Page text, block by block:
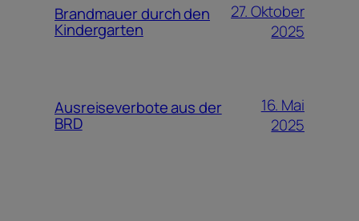
Brandmauer durch den
Kindergarten
27. Oktober
2025
Ausreiseverbote aus der
BRD
16. Mai
2025